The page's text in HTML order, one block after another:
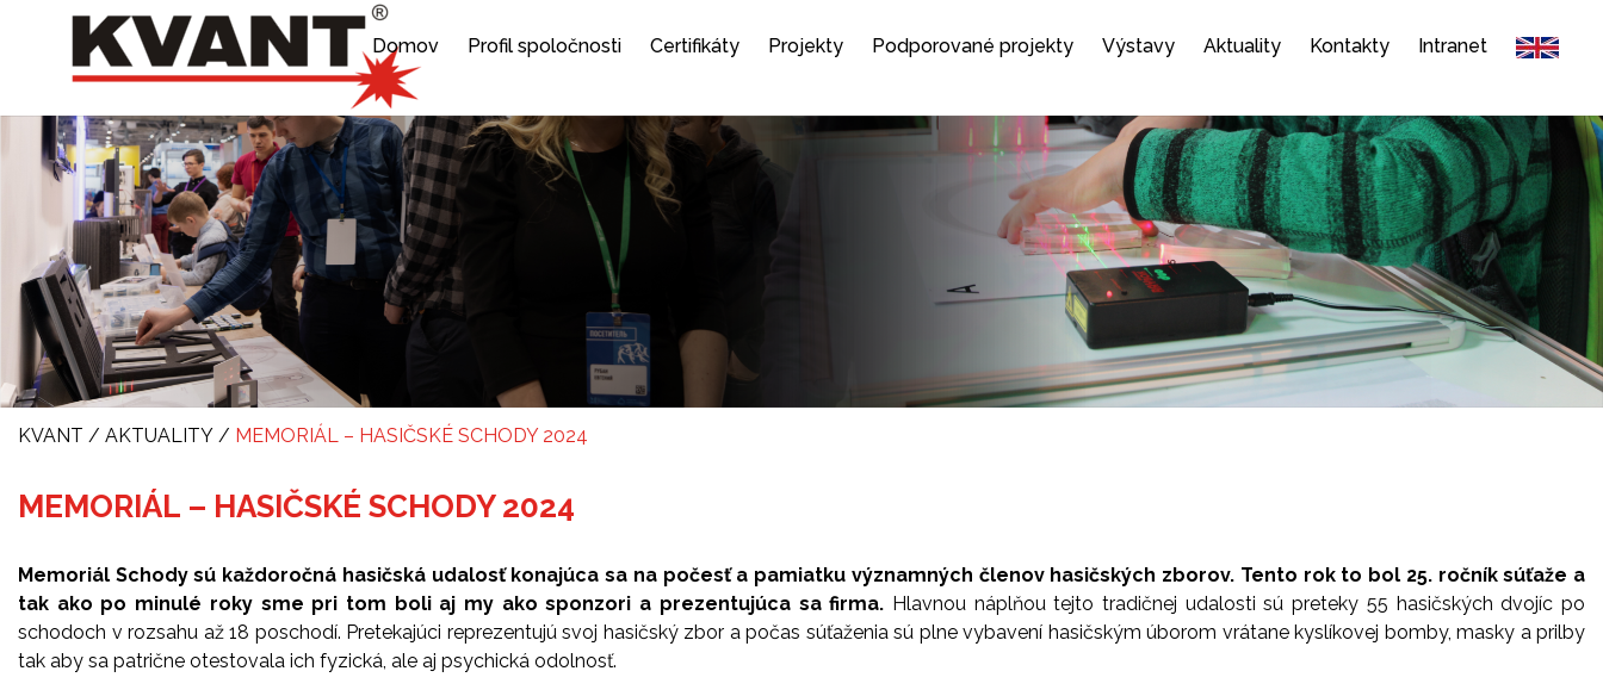
Domov Profil spoločnosti Certifikáty Projekty Podporované projekty Výstavy Aktuality Kontakty Intranet
KVANT / AKTUALITY / MEMORIÁL – HASIČSKÉ SCHODY 2024
MEMORIÁL – HASIČSKÉ SCHODY 2024
Memoriál Schody sú každoročná hasičská udalosť konajúca sa na počesť a pamiatku významných členov hasičských zborov. Tento rok to bol 25. ročník súťaže a
tak ako po minulé roky sme pri tom boli aj my ako sponzori a prezentujúca sa firma. Hlavnou náplňou tejto tradičnej udalosti sú preteky 55 hasičských dvojíc po
schodoch v rozsahu až 18 poschodí. Pretekajúci reprezentujú svoj hasičský zbor a počas súťaženia sú plne vybavení hasičským úborom vrátane kyslíkovej bomby, masky a prilby
tak aby sa patrične otestovala ich fyzická, ale aj psychická odolnosť.